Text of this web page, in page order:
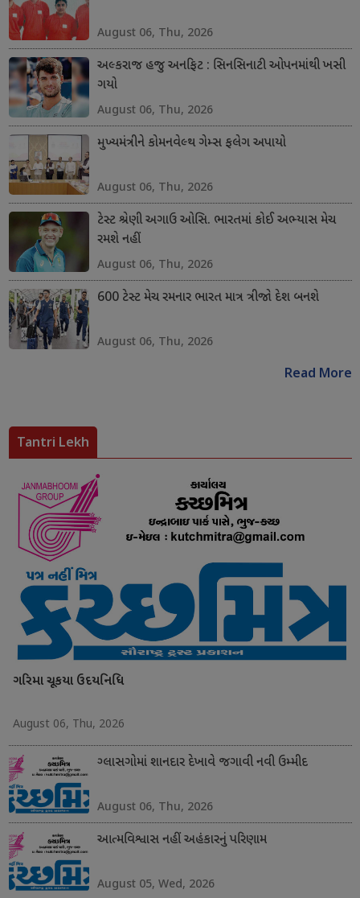
August 06, Thu, 2026
અલ્કરાજ હજુ અનફિટ : સિનસિનાટી ઓપનમાંથી ખસી
ગયો
August 06, Thu, 2026
મુખ્યમંત્રીને કોમનવેલ્થ ગેમ્સ ફલેગ અપાયો
August 06, Thu, 2026
ટેસ્ટ શ્રેણી અગાઉ ઓસિ. ભારતમાં કોઈ અભ્યાસ મેચ
રમશે નહીં
August 06, Thu, 2026
600 ટેસ્ટ મેચ રમનાર ભારત માત્ર ત્રીજો દેશ બનશે
August 06, Thu, 2026
Read More
Tantri Lekh
ગરિમા ચૂકયા ઉદયનિધિ
August 06, Thu, 2026
ગ્લાસગોમાં શાનદાર દેખાવે જગાવી નવી ઉમ્મીદ
August 06, Thu, 2026
આત્મવિશ્વાસ નહીં અહંકારનું પરિણામ
August 05, Wed, 2026